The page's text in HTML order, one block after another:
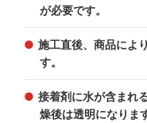
が必要です。
施工直後、商品によ
す。
接着剤に水が含まれ
燥後は透明になります